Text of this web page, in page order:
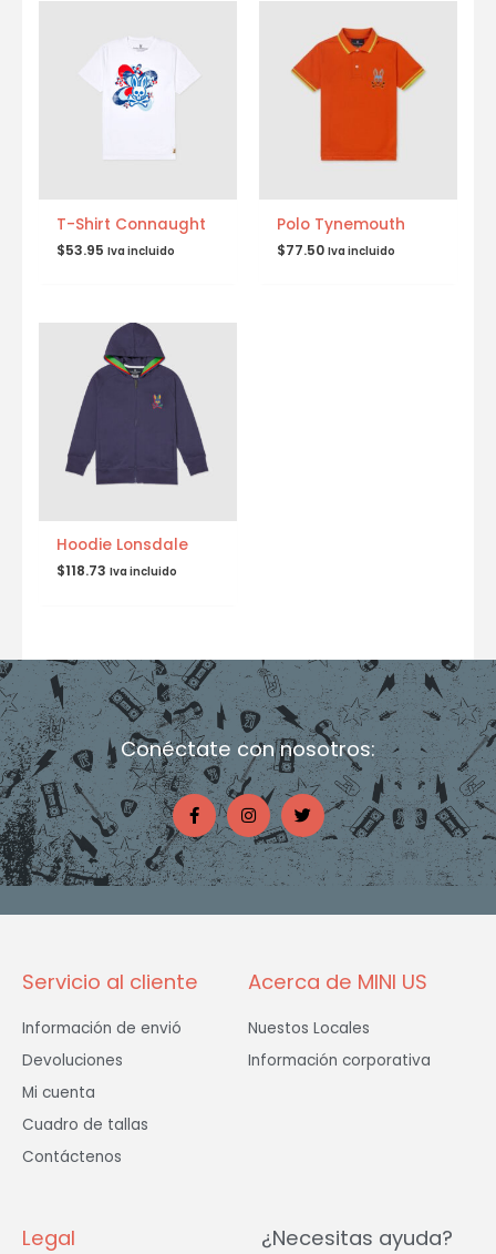
T-Shirt Connaught
$53.95 Iva incluido
Polo Tynemouth
$77.50 Iva incluido
Hoodie Lonsdale
$118.73 Iva incluido
Conéctate con nosotros:
F
a
c
e
b
o
o
I
n
s
t
a
g
r
T
w
i
t
t
e
Servicio al cliente
Información de envió
Devoluciones
Mi cuenta
Cuadro de tallas
Contáctenos
Acerca de MINI US
Nuestos Locales
Información corporativa
Legal ¿Necesitas ayuda?